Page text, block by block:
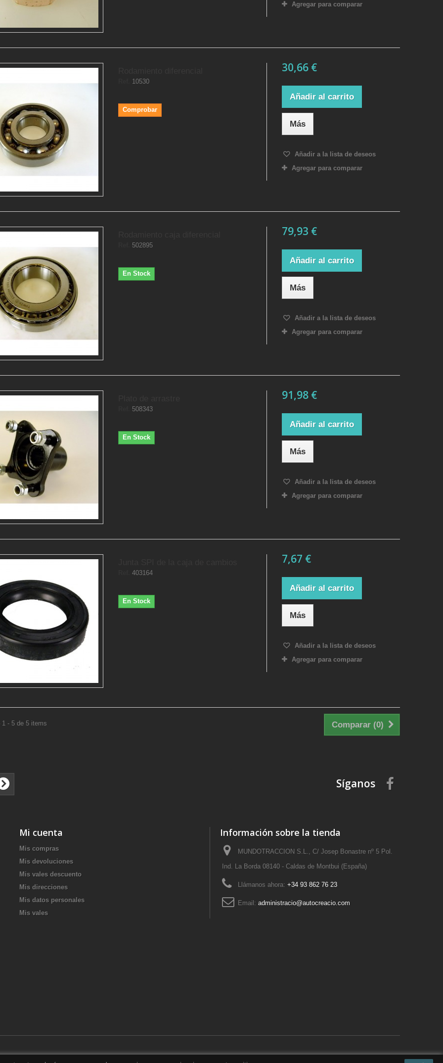
Agregar para comparar
10530
Comprobar
30,66 €
Añadir al carrito
Más
Añadir a la lista de deseos
Agregar para comparar
502895
En Stock
79,93 €
Añadir al carrito
Más
Añadir a la lista de deseos
Agregar para comparar
508343
En Stock
91,98 €
Añadir al carrito
Más
Añadir a la lista de deseos
Agregar para comparar
403164
En Stock
7,67 €
Añadir al carrito
Más
Añadir a la lista de deseos
Agregar para comparar
Comparar (0)
1 - 5 de 5 items
Síganos
Mi cuenta
Mis compras
Mis devoluciones
Mis vales descuento
Mis direcciones
Mis datos personales
Mis vales
Información sobre la tienda
MUNDOTRACCION S.L., C/ Josep Bonastre nº 5 Pol.
Ind. La Borda 08140 - Caldas de Montbui (España)
Llámanos ahora: +34 93 862 76 23
Email: administracio@autocreacio.com